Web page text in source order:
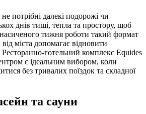
днів тиші, тепла та простору, щоб
тижня роботи такий формат
міста допомагає відновити
готельний комплекс Equides
є ідеальним вибором, коли
без тривалих поїздок та складної
та сауни